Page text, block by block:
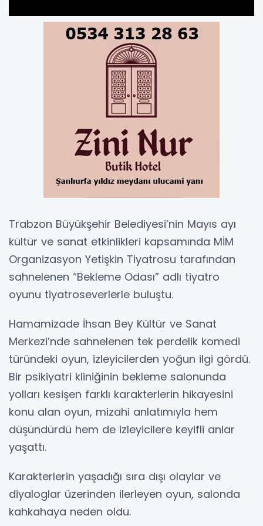
Trabzon Büyükşehir Belediyesi’nin Mayıs ayı
kültür ve sanat etkinlikleri kapsamında MİM
Organizasyon Yetişkin Tiyatrosu tarafından
sahnelenen “Bekleme Odası” adlı tiyatro
oyunu tiyatroseverlerle buluştu.
Hamamizade İhsan Bey Kültür ve Sanat
Merkezi’nde sahnelenen tek perdelik komedi
türündeki oyun, izleyicilerden yoğun ilgi gördü.
Bir psikiyatri kliniğinin bekleme salonunda
yolları kesişen farklı karakterlerin hikayesini
konu alan oyun, mizahi anlatımıyla hem
düşündürdü hem de izleyicilere keyifli anlar
yaşattı.
Karakterlerin yaşadığı sıra dışı olaylar ve
diyaloglar üzerinden ilerleyen oyun, salonda
kahkahaya neden oldu.